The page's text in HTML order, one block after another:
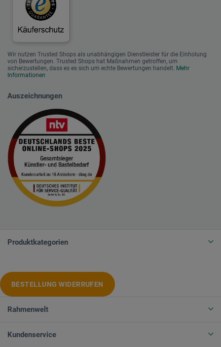
Wir nutzen Trusted Shops als unabhängigen Dienstleister für die Einholung
von Bewertungen. Trusted Shops hat Maßnahmen getroffen, um
sicherzustellen, dass es es sich um echte Bewertungen handelt. Mehr
Informationen
Auszeichnungen
Produktkategorien
BESTELLUNG WIDERRUFEN
Rahmenwelt
Kundenservice